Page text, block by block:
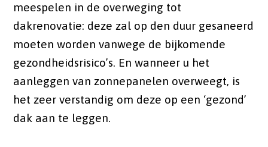
meespelen in de overweging tot
dakrenovatie: deze zal op den duur gesaneerd
moeten worden vanwege de bijkomende
gezondheidsrisico’s. En wanneer u het
aanleggen van zonnepanelen overweegt, is
het zeer verstandig om deze op een ‘gezond’
dak aan te leggen.